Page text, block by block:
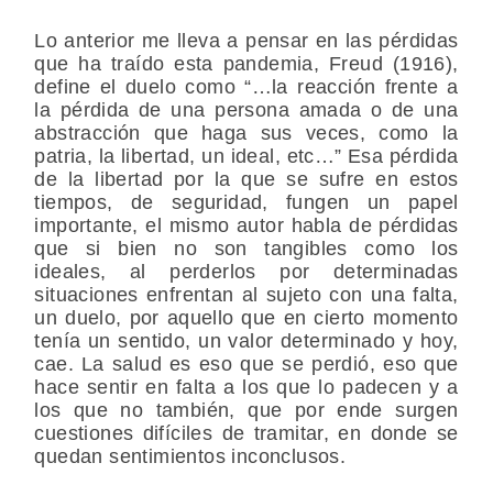
Lo anterior me lleva a pensar en las pérdidas
que ha traído esta pandemia, Freud (1916),
define el duelo como “…la reacción frente a
la pérdida de una persona amada o de una
abstracción que haga sus veces, como la
patria, la libertad, un ideal, etc…” Esa pérdida
de la libertad por la que se sufre en estos
tiempos, de seguridad, fungen un papel
importante, el mismo autor habla de pérdidas
que si bien no son tangibles como los
ideales, al perderlos por determinadas
situaciones enfrentan al sujeto con una falta,
un duelo, por aquello que en cierto momento
tenía un sentido, un valor determinado y hoy,
cae. La salud es eso que se perdió, eso que
hace sentir en falta a los que lo padecen y a
los que no también, que por ende surgen
cuestiones difíciles de tramitar, en donde se
quedan sentimientos inconclusos.